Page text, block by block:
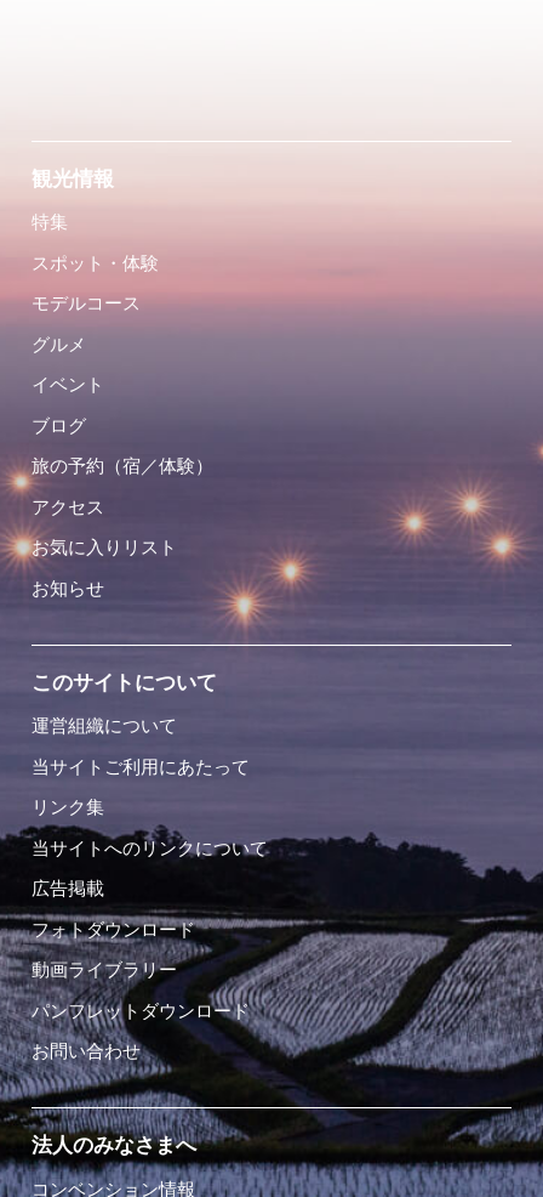
観光情報
特集
スポット・体験
モデルコース
グルメ
イベント
ブログ
旅の予約（宿／体験）
アクセス
お気に入りリスト
お知らせ
このサイトについて
運営組織について
当サイトご利用にあたって
リンク集
当サイトへのリンクについて
広告掲載
フォトダウンロード
動画ライブラリー
パンフレットダウンロード
お問い合わせ
法人のみなさまへ
コンベンション情報